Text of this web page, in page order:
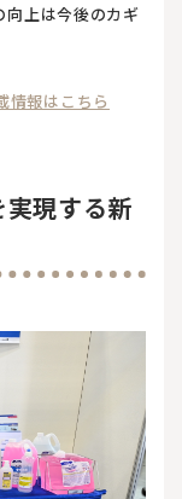
向上は今後のカギ
情報はこちら
現する新